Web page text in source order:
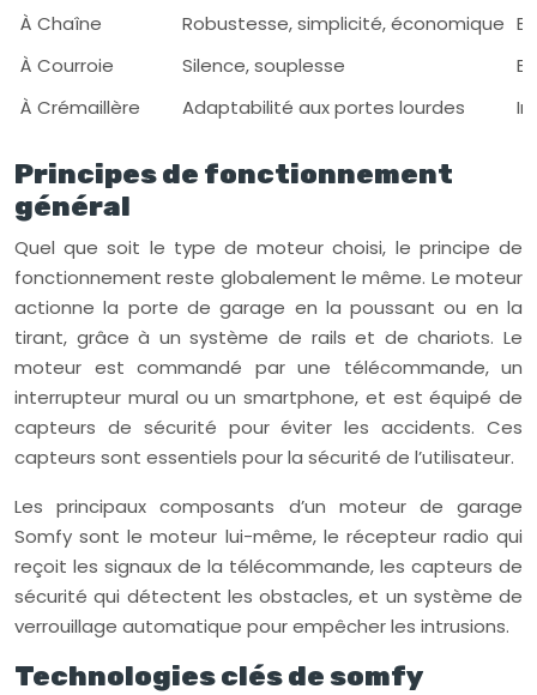
À Chaîne
Robustesse, simplicité, économique
À Courroie
Silence, souplesse
À Crémaillère
Adaptabilité aux portes lourdes
Principes de fonctionnement
général
Quel que soit le type de moteur choisi, le principe de
fonctionnement reste globalement le même. Le moteur
actionne la porte de garage en la poussant ou en la
tirant, grâce à un système de rails et de chariots. Le
moteur est commandé par une télécommande, un
interrupteur mural ou un smartphone, et est équipé de
capteurs de sécurité pour éviter les accidents. Ces
capteurs sont essentiels pour la sécurité de l’utilisateur.
Les principaux composants d’un moteur de garage
Somfy sont le moteur lui-même, le récepteur radio qui
reçoit les signaux de la télécommande, les capteurs de
sécurité qui détectent les obstacles, et un système de
verrouillage automatique pour empêcher les intrusions.
Technologies clés de somfy